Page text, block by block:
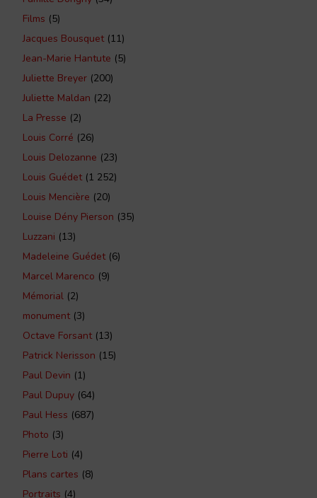
Films (5)
Jacques Bousquet(11)
Jean-Marie Hantute (5)
Juliette Breyer (200)
Juliette Maldan (22)
La Presse (2)
Louis Corré (26)
Louis Delozanne (23)
Louis Guédet(1 252)
Louis Mencière (20)
Louise Dény Pierson (35)
Luzzani (13)
Madeleine Guédet(6)
Marcel Marenco (9)
Mémorial (2)
monument(3)
Octave Forsant(13)
Patrick Nerisson (15)
Paul Devin (1)
Paul Dupuy (64)
Paul Hess (687)
Photo (3)
Pierre Loti (4)
Plans cartes (8)
Portraits (4)